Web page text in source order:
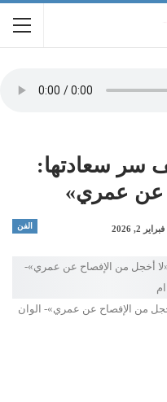
سر سعادتها:
عن عمري»
الفن فبراير 2, 2026
من الإفصاح عن عمري»- الوان